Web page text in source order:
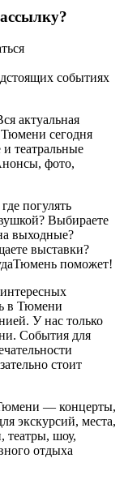
событиях
актуальная
сегодня
театральные
фото,
погулять
Выбираете
выходные?
выставки?
поможет!
в Тюмени
У нас только
События для
стоит
— концерты,
экскурсий, места,
театры, шоу,
отдыха